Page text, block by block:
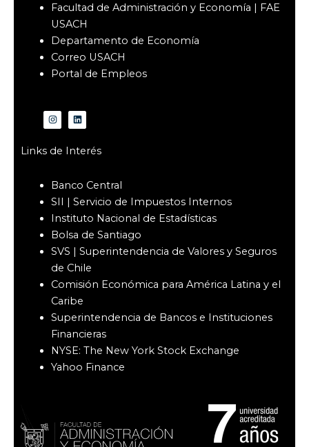
Facultad de Administración y Economía | FAE
USACH
Departamento de Economía
Correo USACH
Portal de Empleos
I
n
s
a
m
L
i
n
e
Links de Interés
Banco Central
SII | Servicio de Impuestos Internos
Instituto Nacional de Estadísticas
Bolsa de Santiago
SVS | Superintendencia de Valores y Seguros
de Chile
Comisión Económica para América Latina y el
Caribe
Superintendencia de Bancos e Instituciones
Financieras
NYSE: The New York Stock Exchange
Yahoo Finance